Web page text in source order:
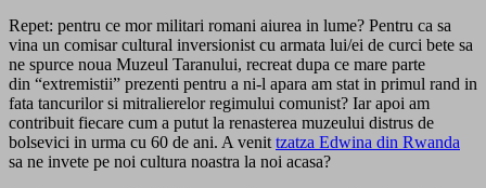
Repet: pentru ce mor militari romani aiurea in lume? Pentru ca sa
vina un comisar cultural inversionist cu armata lui/ei de curci bete sa
ne spurce noua Muzeul Taranului, recreat dupa ce mare parte
din “extremistii” prezenti pentru a ni-l apara am stat in primul rand in
fata tancurilor si mitralierelor regimului comunist? Iar apoi am
contribuit fiecare cum a putut la renasterea muzeului distrus de
bolsevici in urma cu 60 de ani. A venit tzatza Edwina din Rwanda
sa ne invete pe noi cultura noastra la noi acasa?